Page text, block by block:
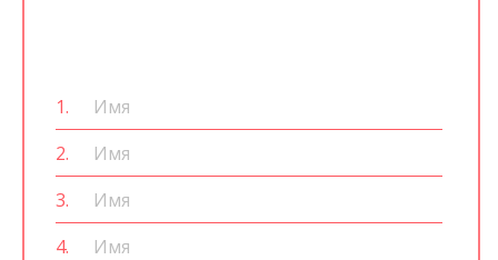
1.
2.
3.
4.